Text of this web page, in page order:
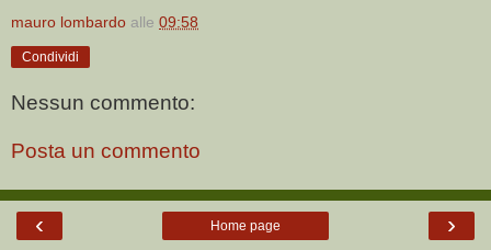
mauro lombardo alle 09:58
Condividi
Nessun commento:
Posta un commento
‹ ›
Home page